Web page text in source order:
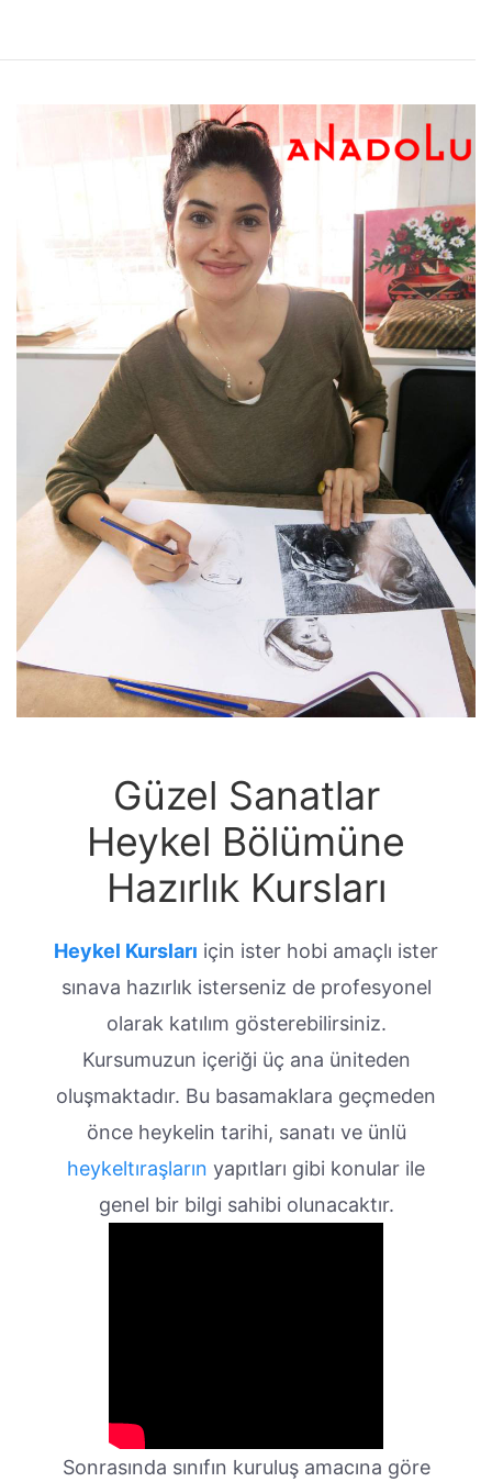
Güzel Sanatlar
Heykel Bölümüne
Hazırlık Kursları
Heykel Kursları için ister hobi amaçlı ister
sınava hazırlık isterseniz de profesyonel
olarak katılım gösterebilirsiniz.
Kursumuzun içeriği üç ana üniteden
oluşmaktadır. Bu basamaklara geçmeden
önce heykelin tarihi, sanatı ve ünlü
heykeltıraşların yapıtları gibi konular ile
genel bir bilgi sahibi olunacaktır.
Sonrasında sınıfın kuruluş amacına göre